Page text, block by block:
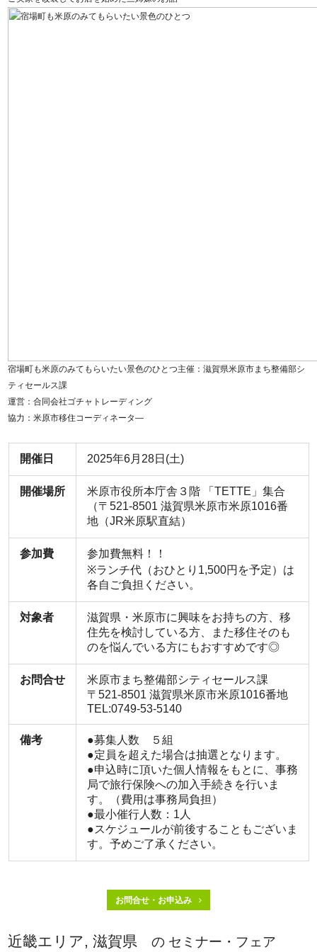
宿場町も米原のみてもらいたい景色のひとつ主催：滋賀県米原市まち整備部シ
ティセールス課
運営：合同会社ゴチャトレーディング
協力：米原市移住コーディネータ―
開催日 2025年6月28日(土)
開催場所
米原市役所本庁舎３階 「TETTE」集合
（〒521-8501 滋賀県米原市米原1016番
地（JR米原駅直結）
参加費
参加費無料！！
※ランチ代（おひとり1,500円を予定）は
各自ご負担ください。
対象者
滋賀県・米原市に興味をお持ちの方、移
住先を検討している方、また移住そのも
のを悩んでいる方にもおすすめです◎
お問合せ
米原市まち整備部シティセールス課
〒521-8501 滋賀県米原市米原1016番地
TEL:0749-53-5140
備考
●募集人数 ５組
●定員を超えた場合は抽選となります。
●申込時に頂いた個人情報をもとに、事務
局で旅行保険への加入手続きを行いま
す。（費用は事務局負担）
●最小催行人数：1人
●スケジュールが前後することもございま
す。予めご了承ください。
お問合せ・お申込み
近畿エリア, 滋賀県 の セミナー・フェア